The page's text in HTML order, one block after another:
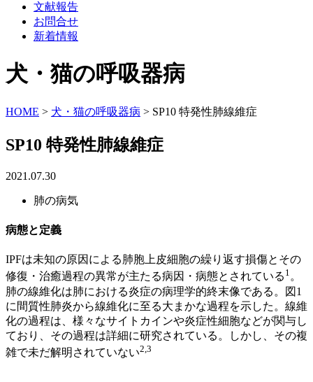
文献報告
お問合せ
新着情報
犬・猫の呼吸器病
HOME > 犬・猫の呼吸器病 > SP10 特発性肺線維症
SP10 特発性肺線維症
2021.07.30
肺の病気
病態と定義
IPFは未知の原因による肺胞上皮細胞の繰り返す損傷とその
修復・治癒過程の異常が主たる病因・病態とされている 1。
肺の線維化は肺における炎症の病理学的終末像である。図 1
に間質性肺炎から線維化に至る大まかな過程を示した。線維
化の過程は、様々なサイトカインや炎症性細胞などが関与し
ており、その過程は詳細に研究されている。しかし、その複
雑で未だ解明されていない2,3